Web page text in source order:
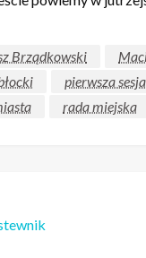
Brządkowski
pierwsza sesja
rada miejska